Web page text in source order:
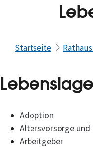
Startseite
Adoption
Altersvorsorge und
Arbeitgeber